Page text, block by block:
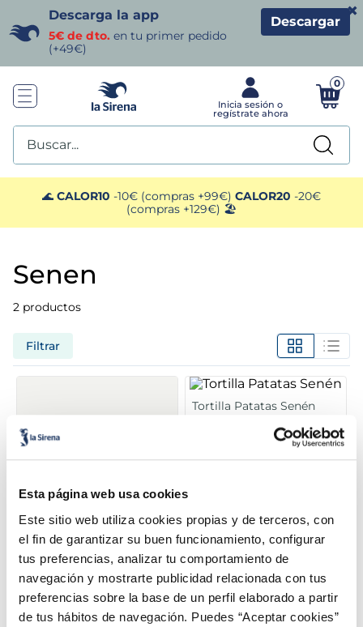
Esta página web usa cookies
Este sitio web utiliza cookies propias y de terceros, con
el fin de garantizar su buen funcionamiento, configurar
tus preferencias, analizar tu comportamiento de
navegación y mostrarte publicidad relacionada con tus
preferencias sobre la base de un perfil elaborado a partir
de tus hábitos de navegación. Puedes “Aceptar cookies”
Descarga la app
5€ de dto. en tu primer pedido
(+49€)
Descargar
×
0
Buscar...
🌊 CALOR10 -10€ (compras +99€) CALOR20 -20€
(compras +129€) 🏖️
senen
2 productos
Filtrar
Croqueta jamón ibérico
horno Senén
Sin gluten
4,19 € Caja 250 g
Tortilla Patatas Senén
5,99 €
6,49 €
2u x 400g
TÉRMINOS MÁS BUSCADOS
1. helados sirena
2. gambas
3 . patatas
gamba
6.
9. gambon
pollo